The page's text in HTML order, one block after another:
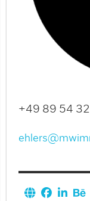
+49 89 54